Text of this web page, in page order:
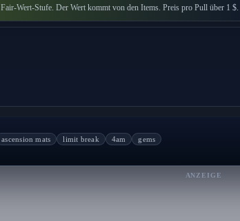
Fair-Wert-Stufe. Der Wert kommt von den Items. Preis pro Pull über 1 $.
ascension mats limit break 4am gems
ANZEIGE